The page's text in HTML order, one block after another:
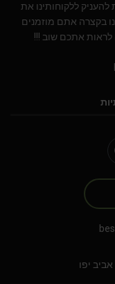
ללקוחותינו את
בקצרה אתם מוזמנים
לראות אתכם שוב !!!